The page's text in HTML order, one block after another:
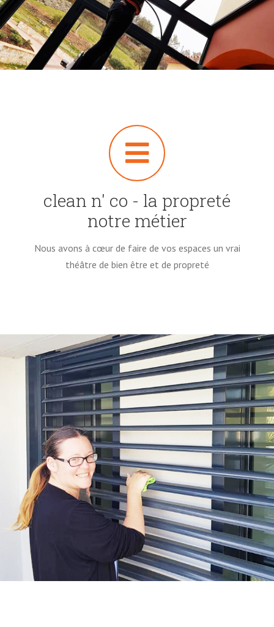
clean n' co - la propreté
notre métier
Nous avons à cœur de faire de vos espaces un vrai
théâtre de bien être et de propreté